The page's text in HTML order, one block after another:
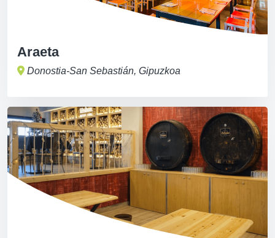
Araeta
Donostia-San Sebastián, Gipuzkoa